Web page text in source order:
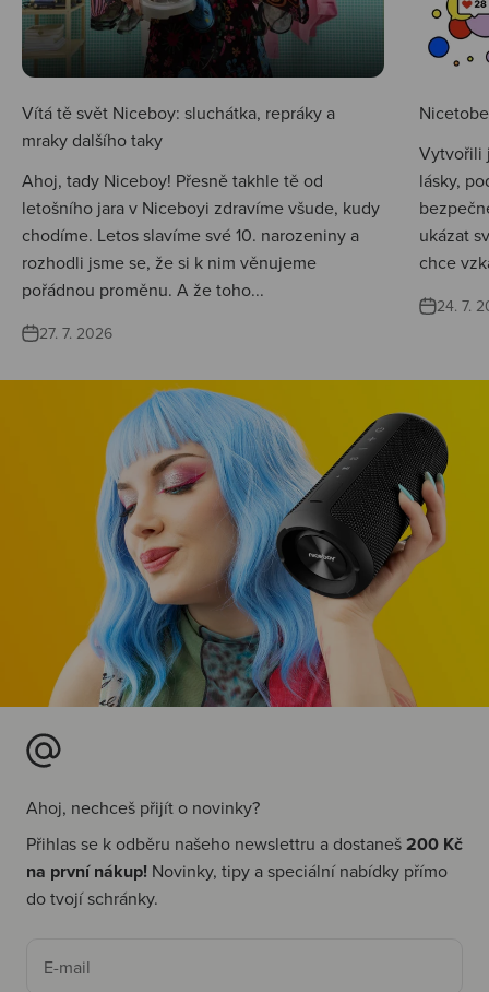
Vítá tě svět Niceboy: sluchátka, repráky a
mraky dalšího taky
Ahoj, tady Niceboy! Přesně takhle tě od
letošního jara v Niceboyi zdravíme všude, kudy
chodíme. Letos slavíme své 10. narozeniny a
rozhodli jsme se, že si k nim věnujeme
pořádnou proměnu. A že toho...
27. 7. 2026
Vytvořili
lásky,
ukázat
chce
24. 7.
Ahoj, nechceš přijít o novinky?
Přihlas se k odběru našeho newslettru a dostaneš200 Kč
na první nákup! Novinky, tipy a speciální nabídky přímo
do tvojí schránky.
E-mail